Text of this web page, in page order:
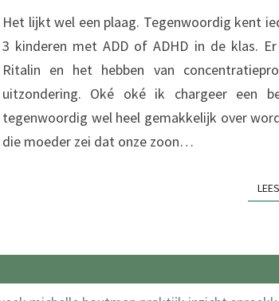
Het lijkt wel een plaag. Tegenwoordig kent
3 kinderen met ADD of ADHD in de klas.
Ritalin en het hebben van
uitzondering. Oké oké ik chargeer een
tegenwoordig wel heel gemakkelijk over
die moeder zei dat onze zoon…